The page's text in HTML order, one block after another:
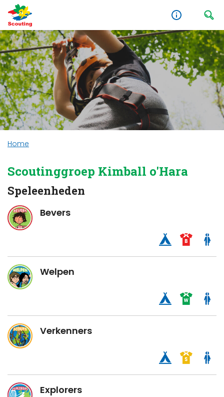
Home
Scoutinggroep Kimball o'Hara
Speleenheden
Bevers
Welpen
Verkenners
Explorers